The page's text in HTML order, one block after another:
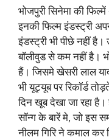
भोजपुरी सिनेमा की
इनकी फिल्म इंडस्ट्री
इंडस्ट्री भी पीछे नहीं
बॉलीवुड से कम नहीं है।
हैं। जिसमे खेसरी लाल
भी यूट्यूब पर रिकॉर्ड
दिन खूब देखा जा रहा
सॉन्ग के बारें मे, जो इस
नीलम गिरि ने कमाल कर